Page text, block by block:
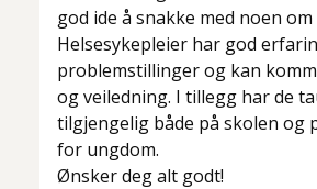
god ide å snakke med noen om
Helsesykepleier har god
problemstillinger og kan
og veiledning. I tillegg har de
tilgjengelig både på skolen og
for ungdom.
Ønsker deg alt godt!